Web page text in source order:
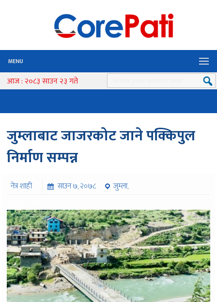
MENU
आज : २०८३ साउन २३ गते
जुम्लाबाट जाजरकोट जाने पक्किपुल
निर्माण सम्पन्न
नेत्र शाही साउन ७, २०७८
जुम्ला,